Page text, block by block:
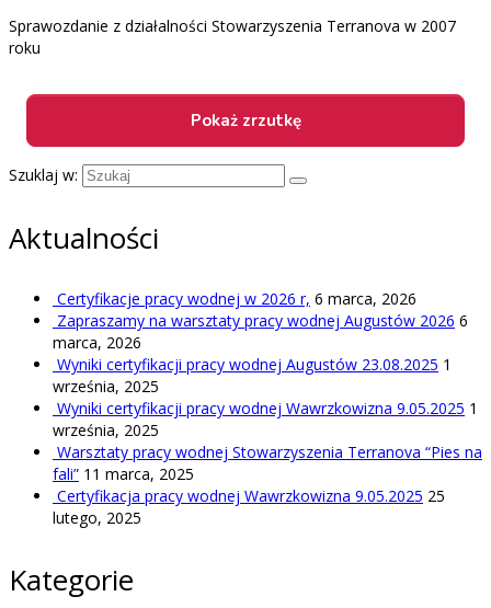
Sprawozdanie z działalności Stowarzyszenia Terranova w 2007
roku
Szuklaj w:
Aktualności
Certyfikacje pracy wodnej w 2026 r, 6 marca, 2026
Zapraszamy na warsztaty pracy wodnej Augustów 2026 6
marca, 2026
Wyniki certyfikacji pracy wodnej Augustów 23.08.2025 1
września, 2025
Wyniki certyfikacji pracy wodnej Wawrzkowizna 9.05.2025 1
września, 2025
Warsztaty pracy wodnej Stowarzyszenia Terranova “Pies na
fali” 11 marca, 2025
Certyfikacja pracy wodnej Wawrzkowizna 9.05.2025 25
lutego, 2025
Kategorie